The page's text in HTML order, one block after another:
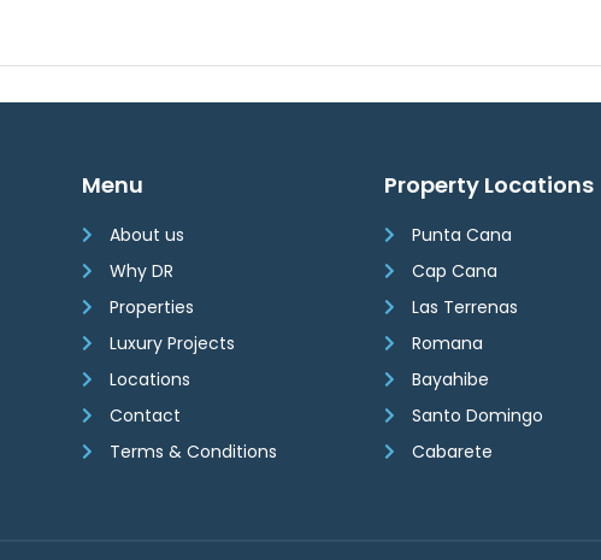
Menu
About us
Why DR
Properties
Luxury Projects
Locations
Contact
Terms & Conditions
Property Locations
Punta Cana
Cap Cana
Las Terrenas
Romana
Bayahibe
Santo Domingo
Cabarete